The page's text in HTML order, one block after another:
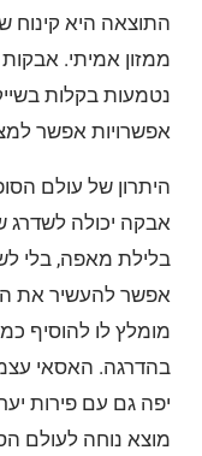
התוצאה היא קינוח
ממזון אמיתי.
נטמעות בקלות
אפשרויות אפשר
היתרון של עולם
אבקה יכולה לשדרג
בלילת מאפה, בלי
אפשר להעשיר את
מומלץ לו להוסיף
בהדרגה. האסאי
יפה גם עם פירות
מוצא נוחה לעולם